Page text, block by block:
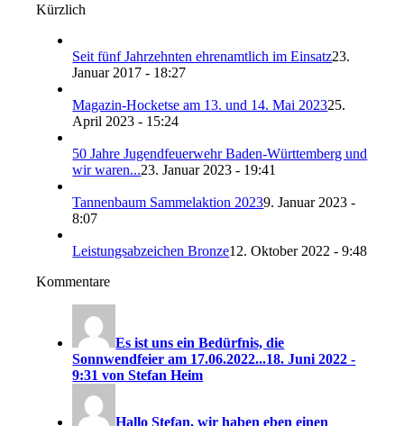
Kürzlich
Seit fünf Jahrzehnten ehrenamtlich im Einsatz23.
Januar 2017 - 18:27
Magazin-Hocketse am 13. und 14. Mai 202325.
April 2023 - 15:24
50 Jahre Jugendfeuerwehr Baden-Württemberg und
wir waren...23. Januar 2023 - 19:41
Tannenbaum Sammelaktion 20239. Januar 2023 -
8:07
Leistungsabzeichen Bronze12. Oktober 2022 - 9:48
Kommentare
Es ist uns ein Bedürfnis, die
Sonnwendfeier am 17.06.2022...18. Juni 2022 -
9:31 von Stefan Heim
Hallo Stefan, wir haben eben einen